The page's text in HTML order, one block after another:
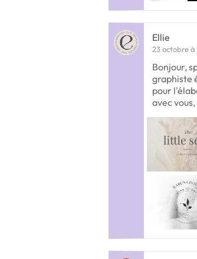
Ellie
23 octobre à
Bonjour,
graphiste
pour
avec